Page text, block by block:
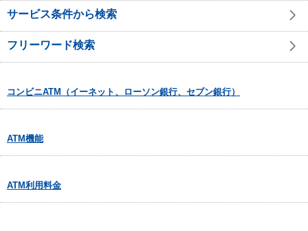
サービス条件から検索
フリーワード検索
コンビニATM（イーネット、ローソン銀行、セブン銀行）
ATM機能
ATM利用料金